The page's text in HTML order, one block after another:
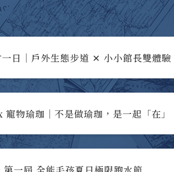
一日｜戶外生態步道 ✕ 小小館長雙體驗
物瑜珈｜不是做瑜珈，是一起「在」